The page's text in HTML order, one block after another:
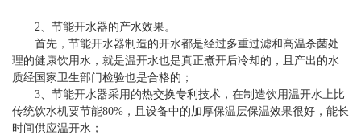
2、节能开水器的产水效果。
首先，节能开水器制造的开水都是经过多重过滤和高温杀菌处
理的健康饮用水，就是温开水也是真正煮开后冷却的，且产出的水
质经国家卫生部门检验也是合格的；
3、节能开水器采用的热交换专利技术，在制造饮用温开水上比
传统饮水机要节能80%，且设备中的加厚保温层保温效果很好，能长
时间供应温开水；